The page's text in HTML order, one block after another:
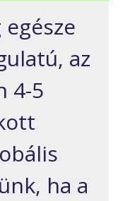
az
4-5
ha a